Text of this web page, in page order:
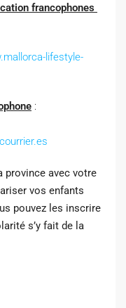
francophones
lifestyle-
:
province avec votre
vos enfants
pouvez les inscrire
s’y fait de la